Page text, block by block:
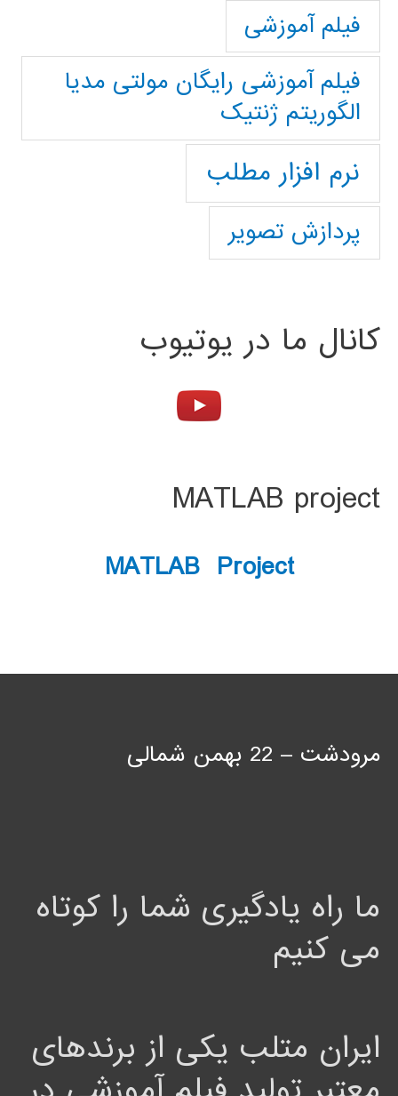
فیلم آموزشی
فیلم آموزشی رایگان مولتی مدیا
الگوریتم ژنتیک
نرم افزار مطلب
پردازش تصویر
کانال ما در یوتیوب
MATLAB project
MATLAB Project
مرودشت – 22 بهمن شمالی
ما راه یادگیری شما را کوتاه
می کنیم
ایران متلب یکی از برندهای